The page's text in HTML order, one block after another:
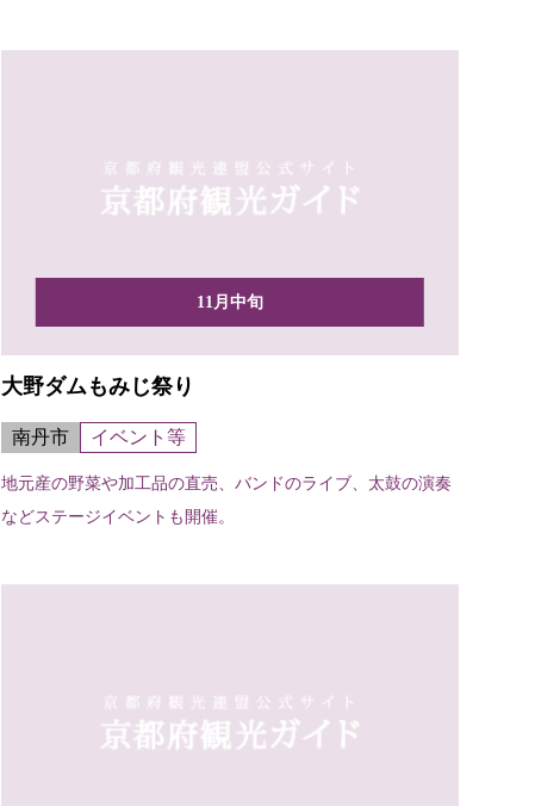
11月中旬
大野ダムもみじ祭り
南丹市 イベント等
地元産の野菜や加工品の直売、バンドのライブ、太鼓の演奏
などステージイベントも開催。